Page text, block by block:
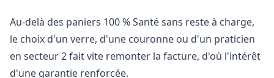
Au-delà des paniers 100 % Santé sans reste à charge,
le choix d'un verre, d'une couronne ou d'un praticien
en secteur 2 fait vite remonter la facture, d'où l'intérêt
d'une garantie renforcée.